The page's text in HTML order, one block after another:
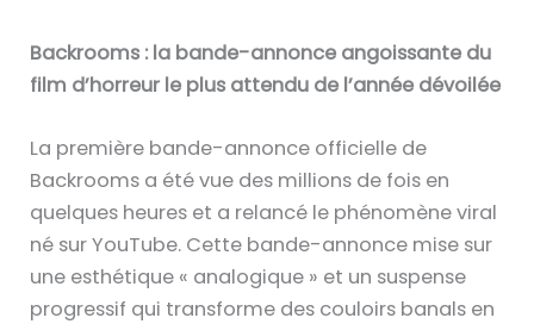
Backrooms : la bande-annonce angoissante du
film d’horreur le plus attendu de l’année dévoilée
La première bande-annonce officielle de
Backrooms a été vue des millions de fois en
quelques heures et a relancé le phénomène viral
né sur YouTube. Cette bande-annonce mise sur
une esthétique « analogique » et un suspense
progressif qui transforme des couloirs banals en